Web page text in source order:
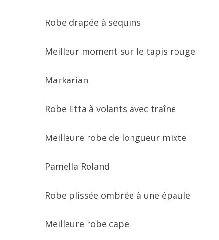
Robe drapée à sequins
Meilleur moment sur le tapis rouge
Markarian
Robe Etta à volants avec traîne
Meilleure robe de longueur mixte
Pamella Roland
Robe plissée ombrée à une épaule
Meilleure robe cape